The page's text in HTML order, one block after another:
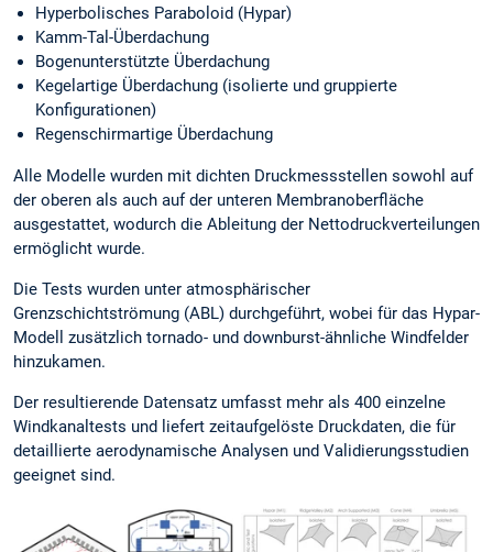
Hyperbolisches Paraboloid (Hypar)
Kamm-Tal-Überdachung
Bogenunterstützte Überdachung
Kegelartige Überdachung (isolierte und gruppierte
Konfigurationen)
Regenschirmartige Überdachung
Alle Modelle wurden mit dichten Druckmessstellen sowohl auf
der oberen als auch auf der unteren Membranoberfläche
ausgestattet, wodurch die Ableitung der Nettodruckverteilungen
ermöglicht wurde.
Die Tests wurden unter atmosphärischer
Grenzschichtströmung (ABL) durchgeführt, wobei für das Hypar-
Modell zusätzlich tornado- und downburst-ähnliche Windfelder
hinzukamen.
Der resultierende Datensatz umfasst mehr als 400 einzelne
Windkanaltests und liefert zeitaufgelöste Druckdaten, die für
detaillierte aerodynamische Analysen und Validierungsstudien
geeignet sind.